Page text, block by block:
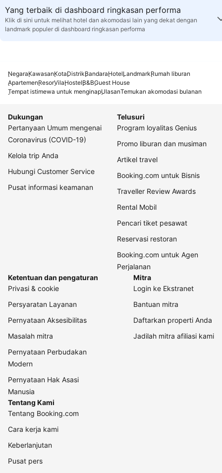
Yang terbaik di dashboard ringkasan performa
Klik di sini untuk melihat hotel dan akomodasi lain yang dekat dengan
landmark populer di dashboard ringkasan performa
NegaraKawasanKotaDistrikBandaraHotelLandmarkRumah liburan
ApartemenResorVilaHostelB&BGuest House
Tempat istimewa untuk menginapUlasanTemukan akomodasi bulanan
Dukungan
Pertanyaan Umum mengenai
Coronavirus (COVID-19)
Kelola trip Anda
Hubungi Customer Service
Pusat informasi keamanan
Telusuri
Program loyalitas Genius
Promo liburan dan musiman
Artikel travel
Booking.com untuk Bisnis
Traveller Review Awards
Rental Mobil
Pencari tiket pesawat
Reservasi restoran
Booking.com untuk Agen
Perjalanan
Ketentuan dan pengaturan
Privasi & cookie
Persyaratan Layanan
Pernyataan Aksesibilitas
Masalah mitra
Pernyataan Perbudakan
Modern
Pernyataan Hak Asasi
Manusia
Mitra
Login ke Ekstranet
Bantuan mitra
Daftarkan properti Anda
Jadilah mitra afiliasi kami
Tentang Kami
Tentang Booking.com
Cara kerja kami
Keberlanjutan
Pusat pers